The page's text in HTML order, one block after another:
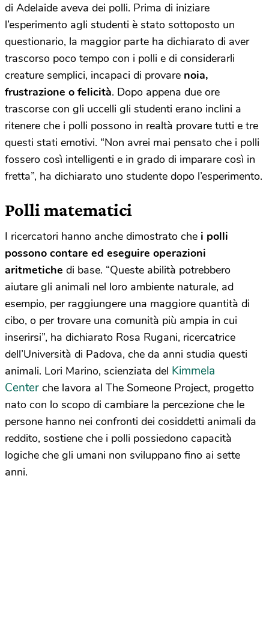
di Adelaide aveva dei polli. Prima di iniziare
l’esperimento agli studenti è stato sottoposto un
questionario, la maggior parte ha dichiarato di aver
trascorso poco tempo con i polli e di considerarli
creature semplici, incapaci di provare noia,
frustrazione o felicità. Dopo appena due ore
trascorse con gli uccelli gli studenti erano inclini a
ritenere che i polli possono in realtà provare tutti e tre
questi stati emotivi. “Non avrei mai pensato che i polli
fossero così intelligenti e in grado di imparare così in
fretta”, ha dichiarato uno studente dopo l’esperimento.
Polli matematici
I ricercatori hanno anche dimostrato che i polli
possono contare ed eseguire operazioni
aritmetiche di base. “Queste abilità potrebbero
aiutare gli animali nel loro ambiente naturale, ad
esempio, per raggiungere una maggiore quantità di
cibo, o per trovare una comunità più ampia in cui
inserirsi”, ha dichiarato Rosa Rugani, ricercatrice
dell’Università di Padova, che da anni studia questi
animali. Lori Marino, scienziata del Kimmela
Center che lavora al The Someone Project, progetto
nato con lo scopo di cambiare la percezione che le
persone hanno nei confronti dei cosiddetti animali da
reddito, sostiene che i polli possiedono capacità
logiche che gli umani non sviluppano fino ai sette
anni.